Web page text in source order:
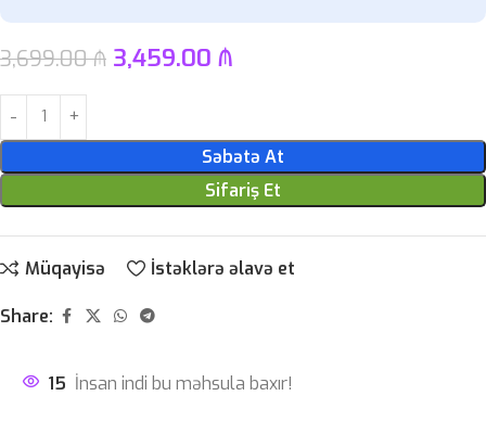
3,699.00₼ 3,459.00 ₼
Səbətə At
Sifariş Et
Müqayisə İstəklərə əlavə et
Share:
15 İnsan indi bu məhsula baxır!